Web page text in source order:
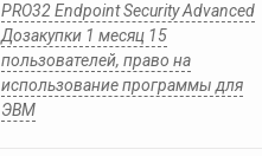
PRO32 Endpoint Security Advanced
Дозакупки 1 месяц 15
пользователей, право на
использование программы для
ЭВМ